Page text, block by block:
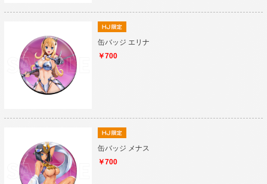
缶バッジ エリナ
￥700
缶バッジ メナス
￥700